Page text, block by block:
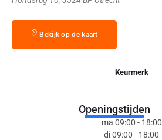
Bekijk op de kaart
Keurmerk
Openingstijden
ma 09:00 - 18:00
di 09:00 - 18:00